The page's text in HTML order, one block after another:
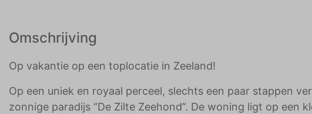
Omschrijving
Op vakantie op een toplocatie in Zeeland!
Op een uniek en royaal perceel, slechts een paar stappen
zonnige paradijs “De Zilte Zeehond”. De woning ligt op een